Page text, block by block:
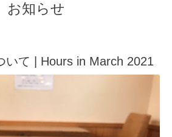
お知らせ
いて | Hours in March 2021